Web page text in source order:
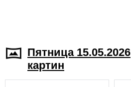
Пятница 15.05.2026
картин